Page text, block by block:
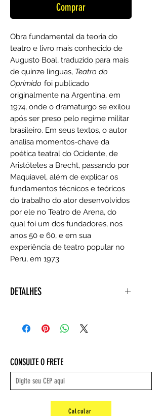
Comprar
Obra fundamental da teoria do
teatro e livro mais conhecido de
Augusto Boal, traduzido para mais
de quinze línguas, Teatro do
Oprimido foi publicado
originalmente na Argentina, em
1974, onde o dramaturgo se exilou
após ser preso pelo regime militar
brasileiro. Em seus textos, o autor
analisa momentos-chave da
poética teatral do Ocidente, de
Aristóteles a Brecht, passando por
Maquiavel, além de explicar os
fundamentos técnicos e teóricos
do trabalho do ator desenvolvidos
por ele no Teatro de Arena, do
qual foi um dos fundadores, nos
anos 50 e 60, e em sua
experiência de teatro popular no
Peru, em 1973.
DETALHES
abril 2019)
ISBN-10 ‏ : ‎ 8573267305
ISBN-13 ‏ : ‎ 978-8573267303
Dimensões ‏ : ‎ 16 x 1.5 x 23 cm
CONSULTE O FRETE
Calcular